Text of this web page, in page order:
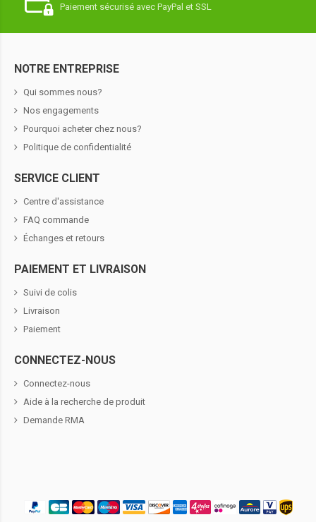
Paiement sécurisé avec PayPal et SSL
NOTRE ENTREPRISE
Qui sommes nous?
Nos engagements
Pourquoi acheter chez nous?
Politique de confidentialité
SERVICE CLIENT
Centre d'assistance
FAQ commande
Échanges et retours
PAIEMENT ET LIVRAISON
Suivi de colis
Livraison
Paiement
CONNECTEZ-NOUS
Connectez-nous
Aide à la recherche de produit
Demande RMA